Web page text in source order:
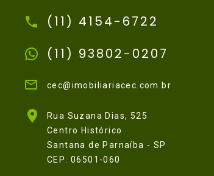
(11) 4154-6722
(11) 93802-0207
cec@imobiliariacec.com.br
Rua Suzana Dias, 525
Centro Histórico
Santana de Parnaíba - SP
CEP: 06501-060